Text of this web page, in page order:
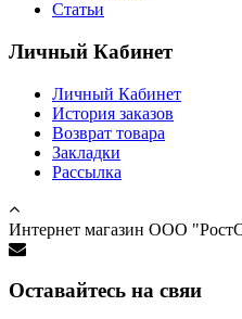
Статьи
Личный Кабинет
Личный Кабинет
История заказов
Возврат товара
Закладки
Рассылка
Интернет магазин ООО
Оставайтесь на свяи